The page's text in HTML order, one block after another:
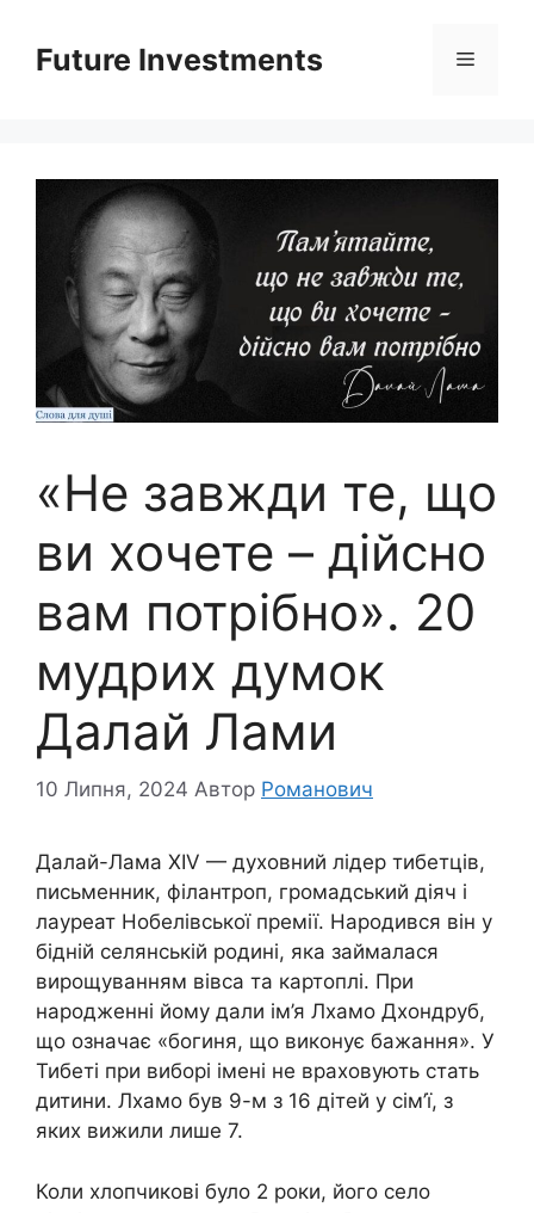
вмістуFuture Investments Меню
«Не завжди те, що
ви хочете – дійсно
вам потрібно». 20
мудрих думок
Далай Лами
10 Липня, 2024 Автор Романович
Далай-Лама XIV — духовний лідер тибетців,
письменник, філантроп, громадський діяч і
лауреат Нобелівської премії. Народився він у
бідній селянській родині, яка займалася
вирощуванням вівса та картоплі. При
народженні йому дали ім’я Лхамо Дхондруб,
що означає «богиня, що виконує бажання». У
Тибеті при виборі імені не враховують стать
дитини. Лхамо був 9-м з 16 дітей у сім’ї, з
яких вижили лише 7.
Коли хлопчикові було 2 роки, його село